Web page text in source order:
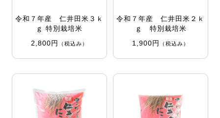
令和７年産 仁井田米３ｋ
ｇ 特別栽培米
2,800円
（税込み）
令和７年産 仁井田米２ｋ
ｇ 特別栽培米
1,900円
（税込み）